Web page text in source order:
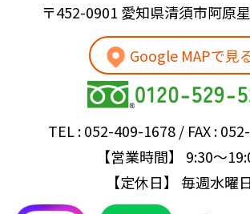
〒452-0901 愛知県清須市阿原
Google MAPで見
TEL : 052-409-1678 / FAX :
【営業時間】 9:30～
【定休日】 毎週水曜日